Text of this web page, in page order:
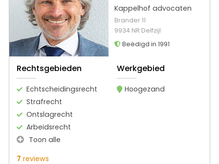
Kappelhof advocaten
Brander 11
9934 NR Delfzijl
Beëdigd in 1991
Rechtsgebieden
Echtscheidingsrecht
Strafrecht
Ontslagrecht
Arbeidsrecht
Toon alle
Werkgebied
Hoogezand
7 reviews